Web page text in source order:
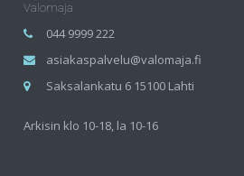
Valomaja
044 9999 222
asiakaspalvelu@valomaja.fi
Saksalankatu 6 15100 Lahti
Arkisin klo 10-18, la 10-16